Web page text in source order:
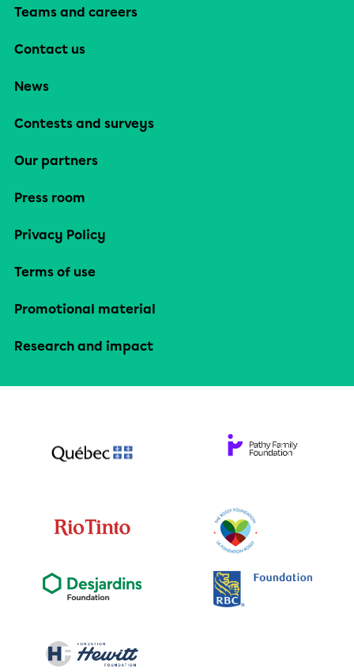
Teams and careers
Contact us
News
Contests and surveys
Our partners
Press room
Privacy Policy
Terms of use
Promotional material
Research and impact